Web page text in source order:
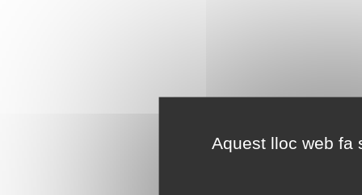
Aquest lloc web fa